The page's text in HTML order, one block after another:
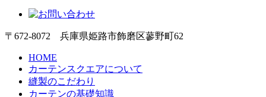
〒672-8072 兵庫県姫路市飾磨区蓼野町62
HOME
カーテンスクエアについて
縫製のこだわり
カーテンの基礎知識